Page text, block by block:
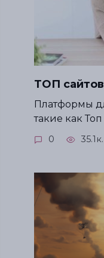
ТОП
Платформы
такие как
0 35.1к.